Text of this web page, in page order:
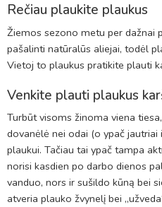
Rečiau plaukite plaukus
Žiemos sezono metu per dažnai
pašalinti natūralūs aliejai, todėl
Vietoj to plaukus pratikite plauti
Venkite plauti plaukus
Turbūt visoms žinoma viena
dovanėlė nei odai (o ypač jautriai
plaukui. Tačiau tai ypač tampa
norisi kasdien po darbo dienos
vanduo, nors ir sušildo kūną bei
atveria plauko žvynelį bei